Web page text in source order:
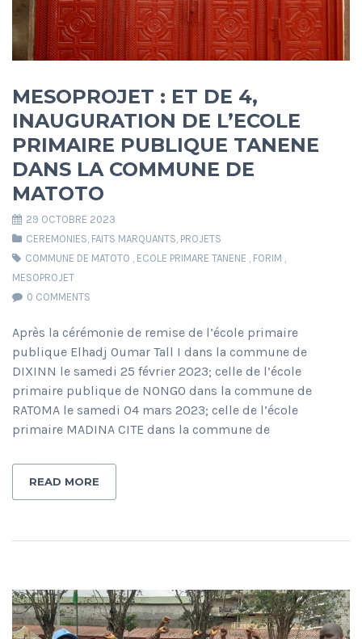
MESOPROJET : ET DE 4,
INAUGURATION DE L’ECOLE
PRIMAIRE PUBLIQUE TANENE
DANS LA COMMUNE DE
MATOTO
29 OCTOBRE 2023
CEREMONIES, FAITS MARQUANTS, PROJETS
COMMUNE DE MATOTO , ECOLE PRIMARE TANENE , FORIM ,
MESOPROJET
0 COMMENTS
Après la cérémonie de remise de l’école primaire
publique Elhadj Oumar Tall I dans la commune de
DIXINN le samedi 25 février 2023; celle de l’école
primaire publique de NONGO dans la commune de
RATOMA le samedi 04 mars 2023; celle de l’école
primaire MADINA CITE dans la commune de
READ MORE